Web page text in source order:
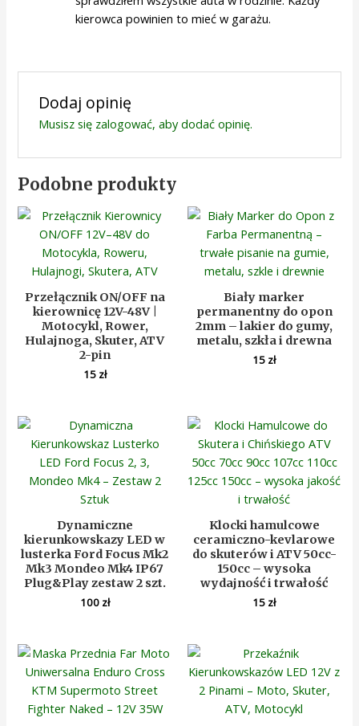
kierowca powinien to mieć w garażu.
Dodaj opinię
Musisz się zalogować, aby dodać opinię.
Podobne produkty
Przełącznik ON/OFF na
kierownicę 12V-48V |
Motocykl, Rower,
Hulajnoga, Skuter, ATV
2-pin
15 zł
Biały marker
permanentny do opon
2mm – lakier do gumy,
metalu, szkła i drewna
15 zł
Dynamiczne
kierunkowskazy LED w
lusterka Ford Focus Mk2
Mk3 Mondeo Mk4 IP67
Plug&Play zestaw 2 szt.
100 zł
Klocki hamulcowe
ceramiczno-kevlarowe
do skuterów i ATV 50cc-
150cc – wysoka
wydajność i trwałość
15 zł